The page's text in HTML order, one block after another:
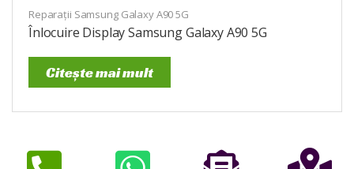
Reparații Samsung Galaxy A90 5G
Înlocuire Display Samsung Galaxy A90 5G
Citește mai mult